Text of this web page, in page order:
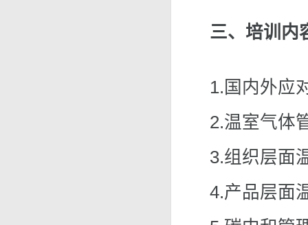
三、培训内
1.国内外应
2.温室气体
3.组织层面
4.产品层面